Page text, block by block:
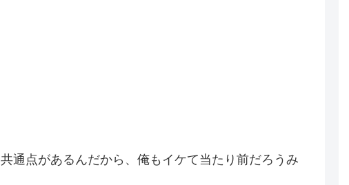
通点があるんだから、俺もイケて当たり前だろうみ